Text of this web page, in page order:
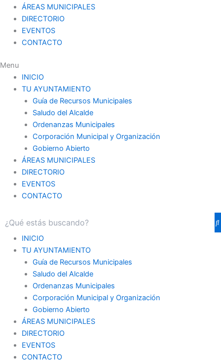
ÁREAS MUNICIPALES
DIRECTORIO
EVENTOS
CONTACTO
Menu
INICIO
TU AYUNTAMIENTO
Guía de Recursos Municipales
Saludo del Alcalde
Ordenanzas Municipales
Corporación Municipal y Organización
Gobierno Abierto
ÁREAS MUNICIPALES
DIRECTORIO
EVENTOS
CONTACTO
INICIO
TU AYUNTAMIENTO
Guía de Recursos Municipales
Saludo del Alcalde
Ordenanzas Municipales
Corporación Municipal y Organización
Gobierno Abierto
ÁREAS MUNICIPALES
DIRECTORIO
EVENTOS
CONTACTO